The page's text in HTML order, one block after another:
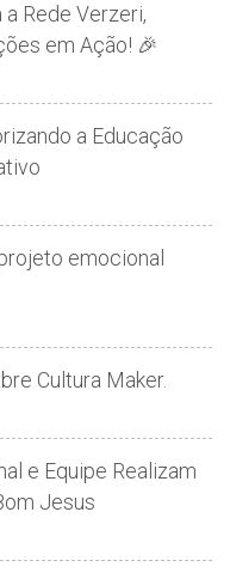
Rede Verzeri,
em Ação! 🎉
a Educação
emocional
Cultura Maker.
e Equipe Realizam
Jesus